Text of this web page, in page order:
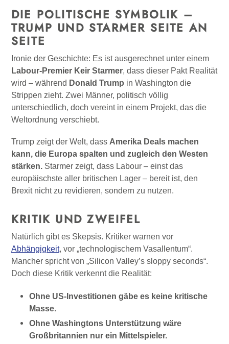
DIE POLITISCHE SYMBOLIK –
TRUMP UND STARMER SEITE AN
SEITE
Ironie der Geschichte: Es ist ausgerechnet unter einem
Labour-Premier Keir Starmer, dass dieser Pakt Realität
wird – während Donald Trump in Washington die
Strippen zieht. Zwei Männer, politisch völlig
unterschiedlich, doch vereint in einem Projekt, das die
Weltordnung verschiebt.
Trump zeigt der Welt, dass Amerika Deals machen
kann, die Europa spalten und zugleich den Westen
stärken. Starmer zeigt, dass Labour – einst das
europäischste aller britischen Lager – bereit ist, den
Brexit nicht zu revidieren, sondern zu nutzen.
KRITIK UND ZWEIFEL
Natürlich gibt es Skepsis. Kritiker warnen vor
Abhängigkeit, vor „technologischem Vasallentum“.
Mancher spricht von „Silicon Valley’s sloppy seconds“.
Doch diese Kritik verkennt die Realität:
Ohne US-Investitionen gäbe es keine kritische
Masse.
Ohne Washingtons Unterstützung wäre
Großbritannien nur ein Mittelspieler.